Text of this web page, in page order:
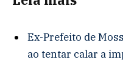
Ex-Prefeito de
ao tentar calar a